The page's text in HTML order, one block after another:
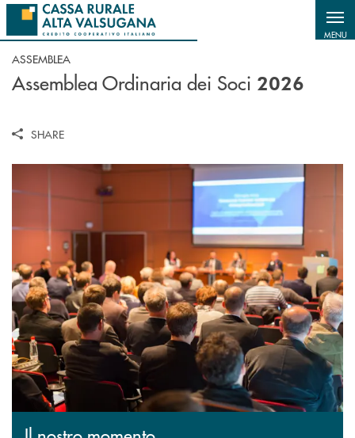
Salta al contenuto principale
MENU
ASSEMBLEA
Assemblea Ordinaria dei Soci 2026
SHARE